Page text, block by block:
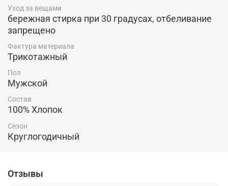
самостоятельной вещи, либо в качестве нижнего слоя
для создания многослойного образа. Легко сочетается
с брюками и джинсами, кроссовками, кедами и
туфлями. Такой лонгслив станет отличной
составляющей вашего гардероба.
Уход за вещами
бережная стирка при 30 градусах, отбеливание
запрещено
Фактура материала
Трикотажный
Пол
Мужской
Состав
100% Хлопок
Сезон
Круглогодичный
Отзывы